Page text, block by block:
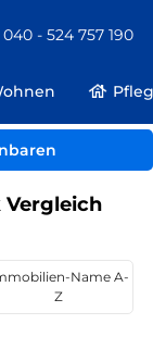
040 - 524 757 190
Name A-
Z